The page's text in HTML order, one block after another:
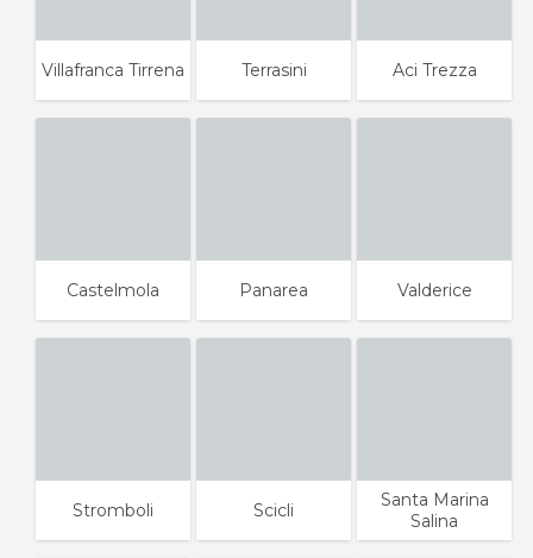
Villafranca Tirrena Terrasini Aci Trezza
Castelmola Panarea Valderice
Stromboli Scicli
Santa Marina
Salina